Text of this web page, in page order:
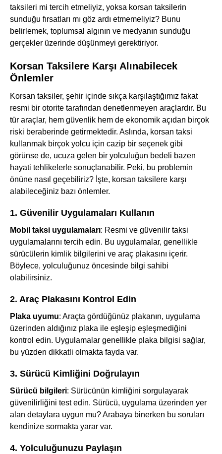
taksileri mi tercih etmeliyiz, yoksa korsan taksilerin
sunduğu fırsatları mı göz ardı etmemeliyiz? Bunu
belirlemek, toplumsal algının ve medyanın sunduğu
gerçekler üzerinde düşünmeyi gerektiriyor.
Korsan Taksilere Karşı Alınabilecek
Önlemler
Korsan taksiler, şehir içinde sıkça karşılaştığımız fakat
resmi bir otorite tarafından denetlenmeyen araçlardır. Bu
tür araçlar, hem güvenlik hem de ekonomik açıdan birçok
riski beraberinde getirmektedir. Aslında, korsan taksi
kullanmak birçok yolcu için cazip bir seçenek gibi
görünse de, ucuza gelen bir yolculuğun bedeli bazen
hayati tehlikelerle sonuçlanabilir. Peki, bu problemin
önüne nasıl geçebiliriz? İşte, korsan taksilere karşı
alabileceğiniz bazı önlemler.
1. Güvenilir Uygulamaları Kullanın
Mobil taksi uygulamaları: Resmi ve güvenilir taksi
uygulamalarını tercih edin. Bu uygulamalar, genellikle
sürücülerin kimlik bilgilerini ve araç plakasını içerir.
Böylece, yolculuğunuz öncesinde bilgi sahibi
olabilirsiniz.
2. Araç Plakasını Kontrol Edin
Plaka uyumu: Araçta gördüğünüz plakanın, uygulama
üzerinden aldığınız plaka ile eşleşip eşleşmediğini
kontrol edin. Uygulamalar genellikle plaka bilgisi sağlar,
bu yüzden dikkatli olmakta fayda var.
3. Sürücü Kimliğini Doğrulayın
Sürücü bilgileri: Sürücünün kimliğini sorgulayarak
güvenilirliğini test edin. Sürücü, uygulama üzerinden yer
alan detaylara uygun mu? Arabaya binerken bu soruları
kendinize sormakta yarar var.
4. Yolculuğunuzu Paylaşın